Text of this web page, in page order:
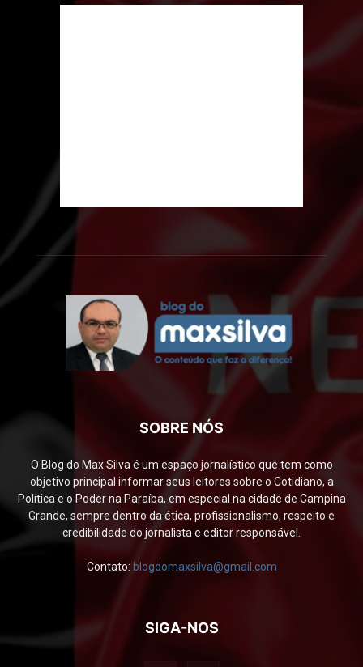
SOBRE NÓS
O Blog do Max Silva é um espaço jornalístico que tem como
objetivo principal informar seus leitores sobre o Cotidiano, a
Política e o Poder na Paraíba, em especial na cidade de Campina
Grande, sempre dentro da ética, profissionalismo, respeito e
credibilidade do jornalista e editor responsável.
Contato: blogdomaxsilva@gmail.com
SIGA-NOS